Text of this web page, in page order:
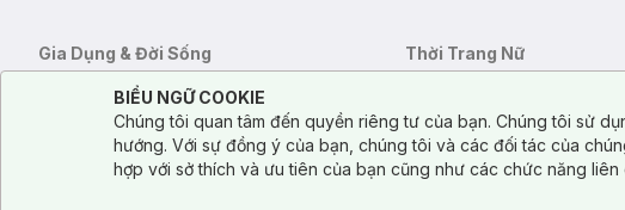
Gia Dụng & Đời Sống
Bông Tắm / Phụ Kiện Tắm
Phụ Kiện Điện Thoại Quạt Cầm Tay / Quạt Mini
Khử Mùi / Làm Thơm PhòngNước GiặtNước Xả
Thời Trang Nữ
Quần Lót NữQuần Short Nữ
Túi Xách
Cookie Consent
Notice about cookies usage
BIỂU NGỮ COOKIE
Chúng tôi quan tâm đến quyền riêng tư của bạn. Chúng tôi sử
hướng. Với sự đồng ý của bạn, chúng tôi và các đối tác của
hợp với sở thích và ưu tiên của bạn cũng như các chức năng